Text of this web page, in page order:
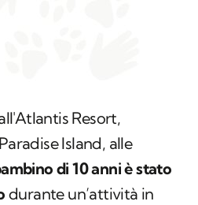
Resort,
Island, alle
di 10 anni è stato
durante un’attività in